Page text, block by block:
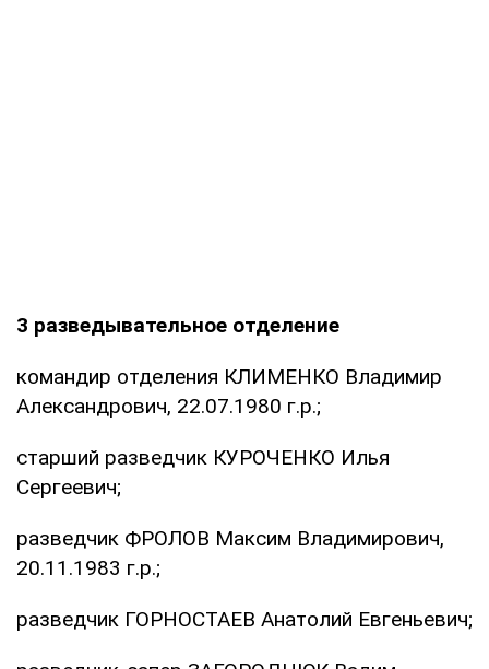
3 разведывательное отделение
командир отделения КЛИМЕНКО Владимир
Александрович, 22.07.1980 г.р.;
старший разведчик КУРОЧЕНКО Илья
Сергеевич;
разведчик ФРОЛОВ Максим Владимирович,
20.11.1983 г.р.;
разведчик ГОРНОСТАЕВ Анатолий Евгеньевич;